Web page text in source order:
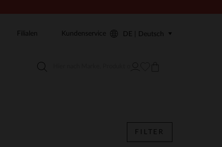
Filialen Kundenservice DE | Deutsch
FILTER